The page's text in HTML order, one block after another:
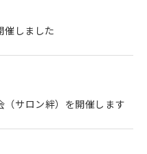
催しました
サロン絆）を開催します